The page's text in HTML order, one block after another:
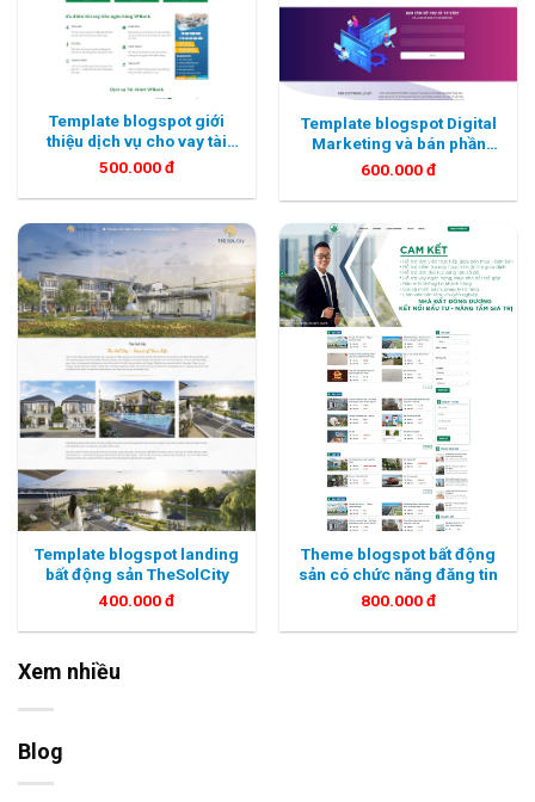
Template blogspot giới
thiệu dịch vụ cho vay tài
chính
500.000đ
Template blogspot Digital
Marketing và bán phần
mềm
600.000đ
Template blogspot landing
bất động sản TheSolCity
400.000đ
Theme blogspot bất động
sản có chức năng đăng tin
800.000đ
Xem nhiều
Blog